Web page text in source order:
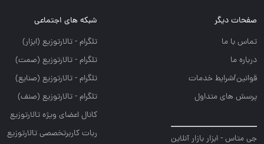
صفحات دیگر
تماس با ما
درباره ما
قوانین/شرایط خدمات
پرسش های متداول
جی متاس - ابزار بازار آنلاین
شبکه های اجتماعی
تلگرام - تالارتوزيع (ابزار)
تلگرام - تالارتوزيع (صمت)
تلگرام - تالارتوزيع (صنايع)
تلگرام - تالارتوزیع (صنف)
کانال اعضای ویژه تالارتوزیع
ربات کاربرتخصصی تالارتوزیع